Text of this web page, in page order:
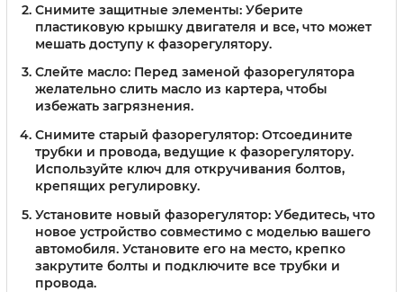
Снимите защитные элементы: Уберите
пластиковую крышку двигателя и все, что может
мешать доступу к фазорегулятору.
Слейте масло: Перед заменой фазорегулятора
желательно слить масло из картера, чтобы
избежать загрязнения.
Снимите старый фазорегулятор: Отсоедините
трубки и провода, ведущие к фазорегулятору.
Используйте ключ для откручивания болтов,
крепящих регулировку.
Установите новый фазорегулятор: Убедитесь, что
новое устройство совместимо с моделью вашего
автомобиля. Установите его на место, крепко
закрутите болты и подключите все трубки и
провода.